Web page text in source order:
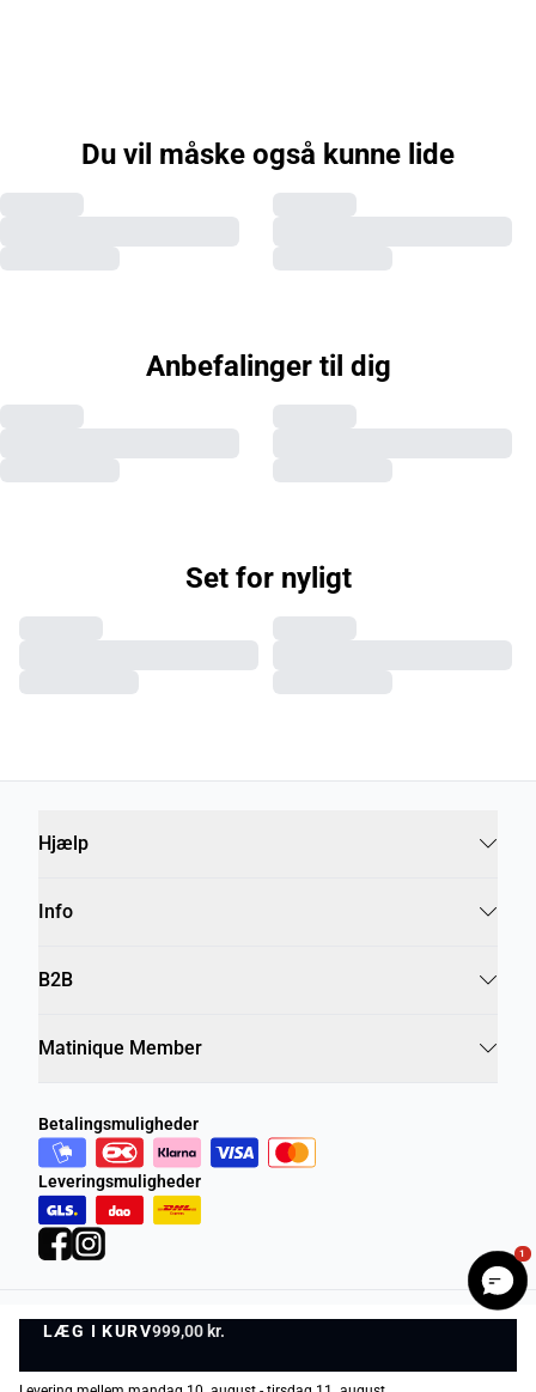
LÆG I KURV999,00 kr.
LÆG I KURV
Du vil måske også kunne lide
Anbefalinger til dig
Set for nyligt
Hjælp
Info
B2B
Matinique Member
Betalingsmuligheder
Leveringsmuligheder
Privatlivspolitik
©DK Company Online A/S2026
1